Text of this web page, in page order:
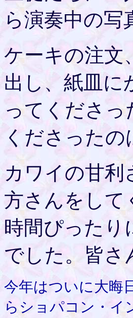
ら演奏中の写
ケーキの注
出し、紙皿に
ってくださ
くださった
カワイの甘利
方さんをして
時間ぴったり
でした。皆さ
今年はついに大晦
らショパコン・イ